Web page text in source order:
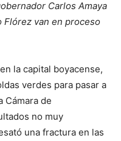
Carlos Amaya
Flórez van en proceso
la capital boyacense,
verdes para pasar a
Cámara de
no muy
una fractura en las